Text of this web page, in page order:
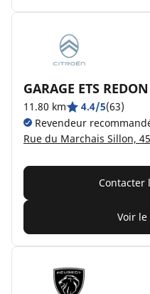
GARAGE ETS
11.80 km 4.4/5(63)
Revendeur
Contacter
Voir